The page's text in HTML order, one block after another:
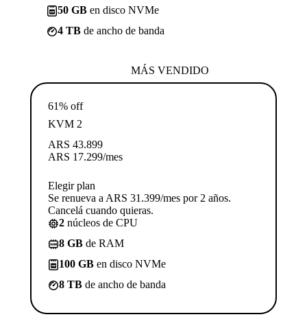
50 GB en disco NVMe
4 TB de ancho de banda
MÁS VENDIDO
61% off
KVM 2
ARS 43.899
ARS 17.299/mes
Elegir plan
Se renueva a ARS 31.399/mes por 2 años.
Cancelá cuando quieras.
2 núcleos de CPU
8 GB de RAM
100 GB en disco NVMe
8 TB de ancho de banda